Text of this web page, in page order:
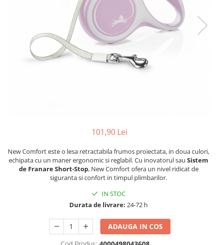
101,90 Lei
New Comfort este o lesa retractabila frumos proiectata, in doua culori,
echipata cu un maner ergonomic si reglabil. Cu inovatorul sau Sistem
de Franare Short-Stop, New Comfort ofera un nivel ridicat de
siguranta si confort in timpul plimbarilor.
IN STOC
Durata de livrare: 24-72 h
ADAUGA IN COS